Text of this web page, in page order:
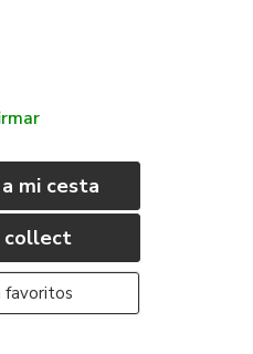
mi cesta
collect
favoritos